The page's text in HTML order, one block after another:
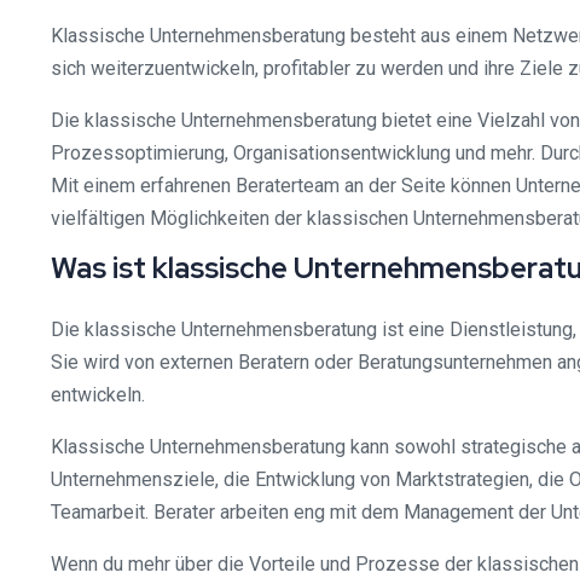
Klassische Unternehmensberatung besteht aus einem
sich weiterzuentwickeln, profitabler zu werden und ihre Ziele
Die klassische Unternehmensberatung bietet eine Vielzahl
Prozessoptimierung, Organisationsentwicklung und mehr.
Mit einem erfahrenen Beraterteam an der Seite können
vielfältigen Möglichkeiten der klassischen
Was ist klassische
Die klassische Unternehmensberatung ist eine
Sie wird von externen Beratern oder Beratungsunternehmen
entwickeln.
Klassische Unternehmensberatung kann sowohl strategische
Unternehmensziele, die Entwicklung von Marktstrategien,
Teamarbeit. Berater arbeiten eng mit dem Management der
Wenn du mehr über die Vorteile und Prozesse der